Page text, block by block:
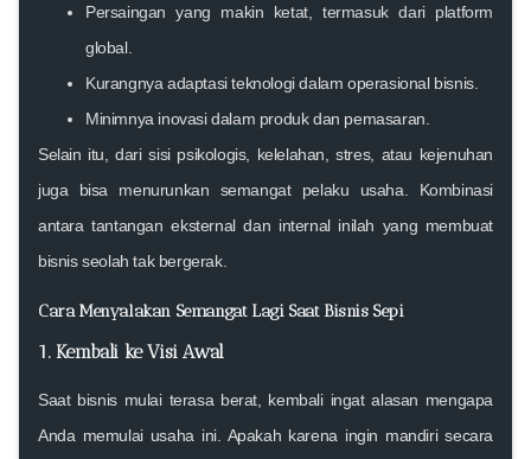
Persaingan yang makin ketat, termasuk dari platform
global.
Kurangnya adaptasi teknologidalam operasional bisnis.
Minimnya inovasidalam produk dan pemasaran.
Selain itu, dari sisi psikologis, kelelahan, stres, atau kejenuhan
juga bisa menurunkan semangat pelaku usaha. Kombinasi
antara tantangan eksternal dan internal inilah yang membuat
bisnis seolah tak bergerak.
Cara Menyalakan Semangat Lagi Saat Bisnis Sepi
1. Kembali ke Visi Awal
Saat bisnis mulai terasa berat, kembali ingat alasan mengapa
Anda memulai usaha ini. Apakah karena ingin mandiri secara